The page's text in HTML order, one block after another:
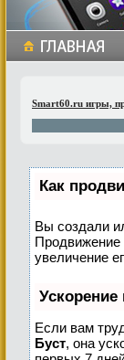
Smart60.ru игры,
Как
Вы создали
Продвижение
увеличение
Если вам
Буст, она